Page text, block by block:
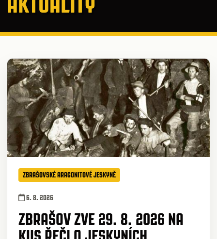
ZBRAŠOVSKÉ ARAGONITOVÉ JESKYNĚ
6. 8. 2026
ZBRAŠOV ZVE 29. 8. 2026 NA